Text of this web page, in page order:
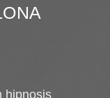
hipnosis